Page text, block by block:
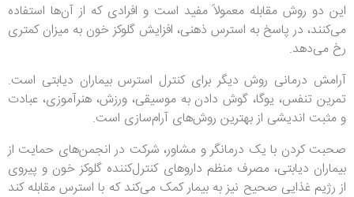
این دو روش مقابله معمولاً مفید است و افرادی که از آن‌ها استفاده
می‌کنند، در پاسخ به استرس ذهنی، افزایش گلوکز خون به میزان کمتری
رخ می‌دهد.
آرامش درمانی روش دیگر برای کنترل استرس بیماران دیابتی است.
تمرین تنفس، یوگا، گوش دادن به موسیقی، ورزش، هنرآموزی، عبادت
و مثبت اندیشی از بهترین روش‌های آرام‌سازی است.
صحبت کردن با یک درمانگر و مشاور، شرکت در انجمن‌های حمایت از
بیماران دیابتی، مصرف منظم داروهای کنترل‌کننده گلوکز خون و پیروی
از رژیم غذایی صحیح نیز به بیمار کمک می‌کند که با استرس مقابله کند